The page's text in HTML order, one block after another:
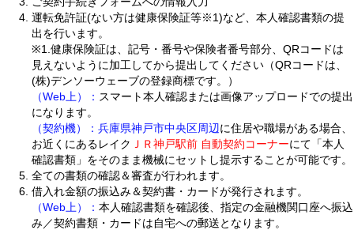
運転免許証(ない方は健康保険証等※1)など、本人確認書類の提
出を行います。
※1.健康保険証は、記号・番号や保険者番号部分、QRコードは
見えないように加工してから提出してください（QRコードは、
(株)デンソーウェーブの登録商標です。）
（Web上）： スマート本人確認または画像アップロードでの提出
になります。
（契約機）： 兵庫県神戸市中央区周辺に住居や職場がある場合、
お近くにあるレイク ＪＲ神戸駅前 自動契約コーナーにて「本人
確認書類」をそのまま機械にセットし提示することが可能です。
全ての書類の確認＆審査が行われます。
借入れ金額の振込み＆契約書・カードが発行されます。
（Web上）： 本人確認書類を確認後、指定の金融機関口座へ振込
み／契約書類・カードは自宅への郵送となります。